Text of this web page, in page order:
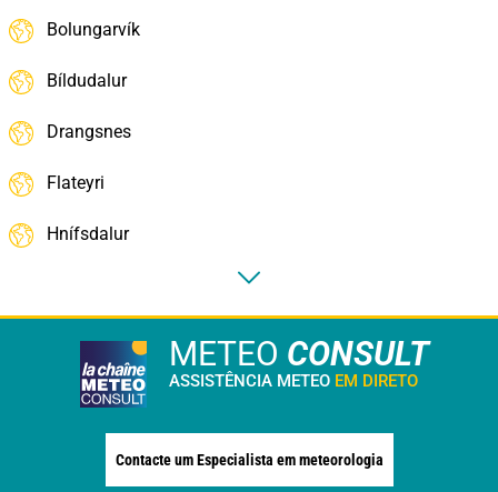
Bolungarvík
Bíldudalur
Drangsnes
Flateyri
Hnífsdalur
METEO CONSULT
ASSISTÊNCIA METEO EM DIRETO
Contacte um Especialista em meteorologia